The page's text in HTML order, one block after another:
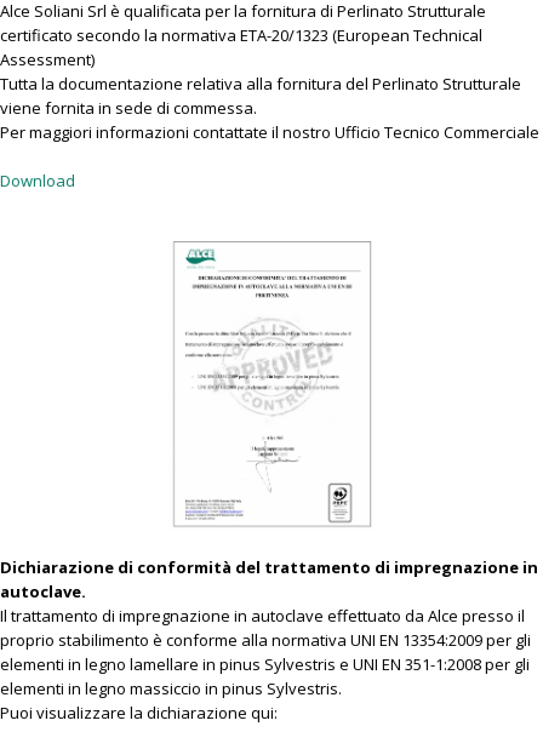
Alce Soliani Srl è qualificata per la fornitura di Perlinato Strutturale
certificato secondo la normativa ETA-20/1323 (European Technical
Assessment)
Tutta la documentazione relativa alla fornitura del Perlinato Strutturale
viene fornita in sede di commessa.
Per maggiori informazioni contattate il nostro Ufficio Tecnico Commerciale
Download
Dichiarazione di conformità del trattamento di impregnazione in
autoclave.
Il trattamento di impregnazione in autoclave effettuato da Alce presso il
proprio stabilimento è conforme alla normativa UNI EN 13354:2009 per gli
elementi in legno lamellare in pinus Sylvestris e UNI EN 351-1:2008 per gli
elementi in legno massiccio in pinus Sylvestris.
Puoi visualizzare la dichiarazione qui: